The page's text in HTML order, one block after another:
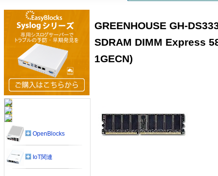
GREENHOUSE GH-
SDRAM DIMM Express
1GECN)
OpenBlocks
IoT関連